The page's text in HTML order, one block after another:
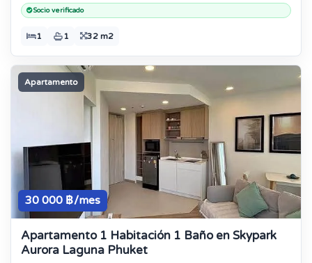
Socio verificado
1 1 32 m2
Apartamento
30 000 ฿/mes
Apartamento 1 Habitación 1 Baño en Skypark
Aurora Laguna Phuket